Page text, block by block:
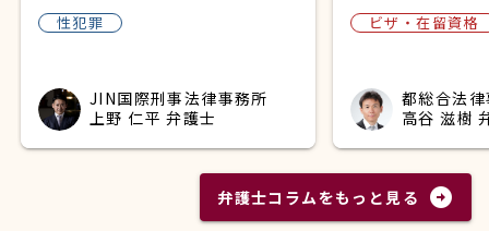
性犯罪
JIN国際刑事法律事務所
上野 仁平 弁護士
ビザ・在留資格
都総合法
高谷 滋樹
弁護士コラムをもっと見る arrow_circle_right